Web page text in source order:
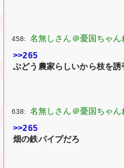
458:
>>265
ぶどう農家らしいから枝を誘
638:
>>265
畑の鉄パイプだろ